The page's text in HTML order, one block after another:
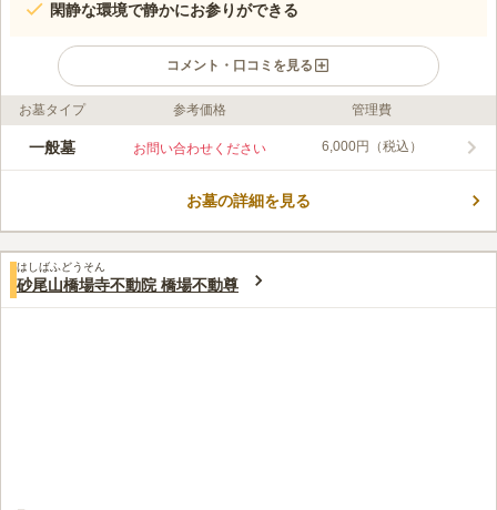
閑静な環境で静かにお参りができる
コメント・口コミを見る
ライフドット編集部のコメント
金蔵寺は､お寺が多く立ち並ぶ浅草の中でも、国際通りから少し
人まで癒やされる「ほほえみ地蔵」や、寿幼稚園による幼児教育
口コミ評価
この霊園はまだ誰からも評価されていません。
お墓タイプ 参考価格 管理費
一般墓 お問い合わせください 6,000円（税込）
お墓の詳細を見る
はしばふどうそん
砂尾山橋場寺不動院 橋場不動尊